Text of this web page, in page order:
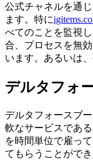
公式チャネルを通
ます。特に
べてのことを監視
合、プロセスを無
います。あるいは
デルタフォ
デルタフォースブ
軟なサービスであ
を時間単位で雇っ
てもらうことがで